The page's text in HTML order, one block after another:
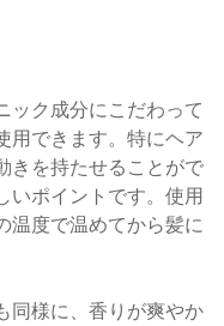
ック成分にこだわって
用できます。特にヘア
きを持たせることがで
いポイントです。使用
温度で温めてから髪に
同様に、香りが爽やか